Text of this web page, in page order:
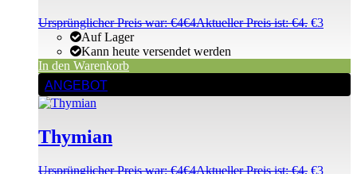
Ursprünglicher Preis war: €4€4Aktueller Preis ist: €4. €3
Auf Lager
Kann heute versendet werden
In den Warenkorb
ANGEBOT
Thymian
Ursprünglicher Preis war: €4€4Aktueller Preis ist: €4. €3